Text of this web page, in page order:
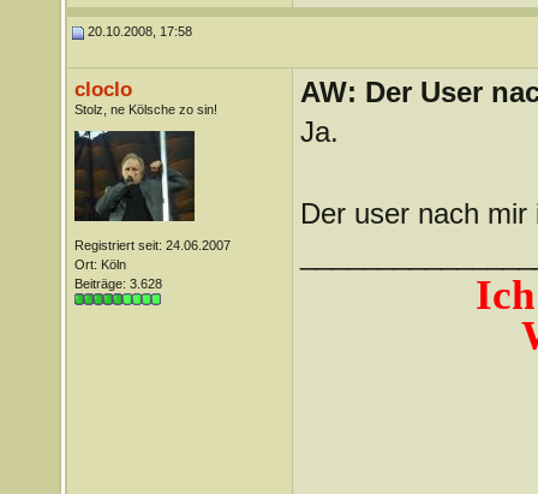
20.10.2008, 17:58
cloclo
Stolz, ne Kölsche zo sin!
Registriert seit: 24.06.2007
Ort: Köln
Beiträge: 3.628
AW: Der User
Ja.
Der user nach